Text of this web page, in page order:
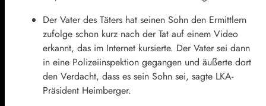
Der Vater des Täters hat seinen Sohn den Ermittlern
zufolge schon kurz nach der Tat auf einem Video
erkannt, das im Internet kursierte. Der Vater sei dann
in eine Polizeiinspektion gegangen und äußerte dort
den Verdacht, dass es sein Sohn sei, sagte LKA-
Präsident Heimberger.